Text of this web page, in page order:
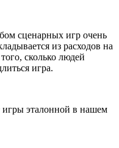
сценарных игр очень
из расходов на
сколько людей
игра.
игры эталонной в нашем